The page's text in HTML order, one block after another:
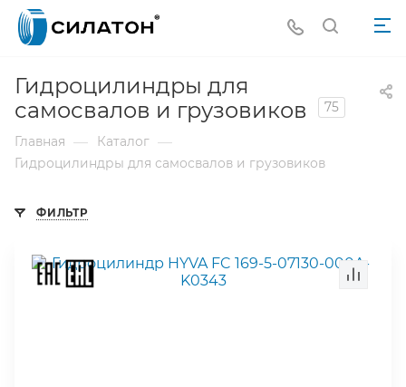
Гидроцилиндры для
самосвалов и грузовиков
75
Главная — Каталог —
Гидроцилиндры для самосвалов и грузовиков
ФИЛЬТР